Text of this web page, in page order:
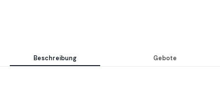
Beschreibung Gebote